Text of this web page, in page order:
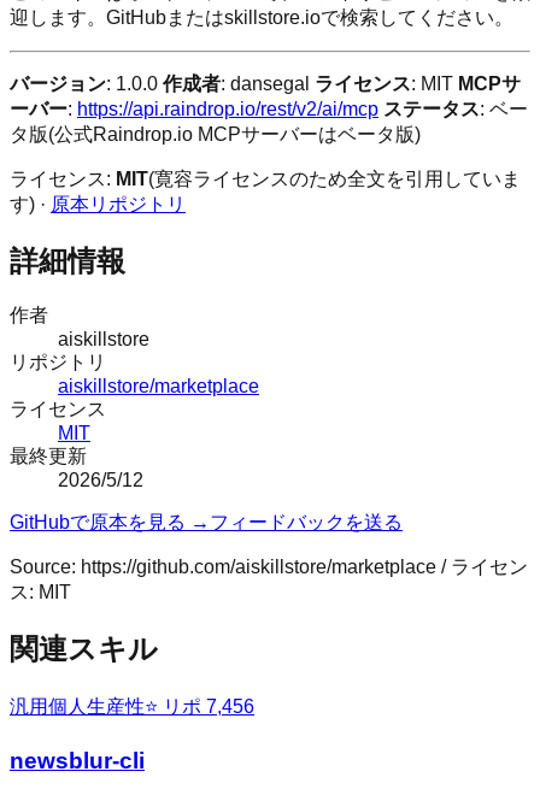
迎します。GitHubまたはskillstore.ioで検索してください。
バージョン: 1.0.0 作成者: dansegal ライセンス: MIT MCPサ
ーバー: https://api.raindrop.io/rest/v2/ai/mcp ステータス: ベー
タ版(公式Raindrop.io MCPサーバーはベータ版)
ライセンス: MIT(寛容ライセンスのため全文を引用していま
す) · 原本リポジトリ
詳細情報
作者
aiskillstore
リポジトリ
aiskillstore/marketplace
ライセンス
MIT
最終更新
2026/5/12
GitHubで原本を見る → フィードバックを送る
Source: https://github.com/aiskillstore/marketplace / ライセン
ス: MIT
関連スキル
汎用個人生産性⭐ リポ 7,456
newsblur-cli